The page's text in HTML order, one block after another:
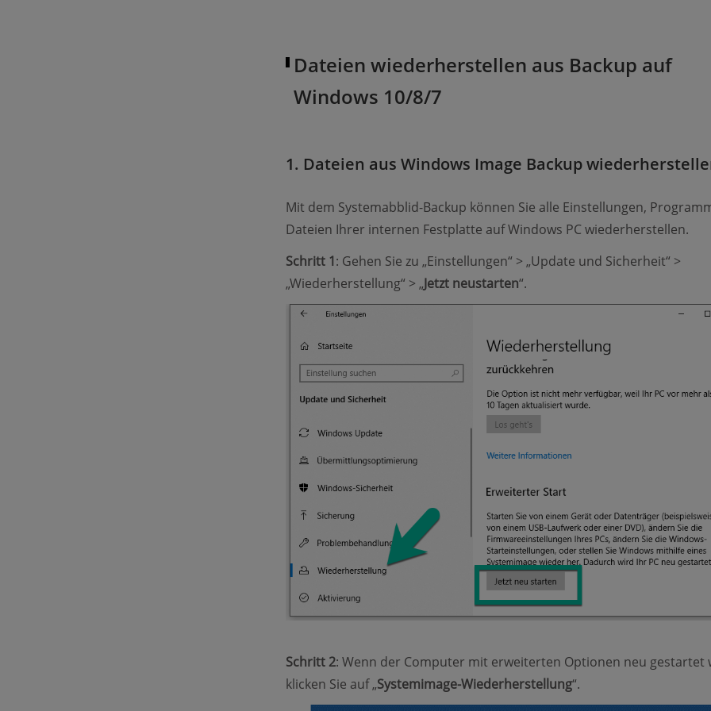
Dateien wiederherstellen aus Backup auf
Windows 10/8/7
1. Dateien aus Windows Image Backup
Mit dem Systemabblid-Backup können Sie alle Einstellungen,
Dateien Ihrer internen Festplatte auf Windows PC wiederherstellen.
Schritt 1: Gehen Sie zu „Einstellungen“ > „Update und Sicherheit“ >
„Wiederherstellung“ > „Jetzt neustarten“.
Schritt 2: Wenn der Computer mit erweiterten Optionen neu gestartet
klicken Sie auf „Systemimage-Wiederherstellung“.